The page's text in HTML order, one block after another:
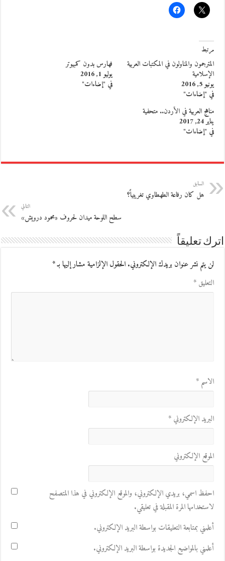
مرتبط
المترجمون والمناولون في المكتبات العربية
الإسلامية
يونيو 5, 2016
في "إضاءات"
فهارس بدون كمبيوتر
يوليو 1, 2016
في "إضاءات"
مناهج العربية في الأردن.. متحفية
يناير 24, 2017
في "إضاءات"
السابق
هل كان رفاعة الطهطاوي تغريبياً؟
التالي
سطح اللوحة ميدان لحروف «محمود درويش»
اترك تعليقاً
لن يتم نشر عنوان بريدك الإلكتروني.الحقول الإلزامية مشار إليها بـ*
التعليق*
الاسم*
البريد الإلكتروني*
الموقع الإلكتروني
احفظ اسمي، بريدي الإلكتروني، والموقع الإلكتروني في هذا المتصفح
لاستخدامها المرة المقبلة في تعليقي.
أعلمني بمتابعة التعليقات بواسطة البريد الإلكتروني.
أعلمني بالمواضيع الجديدة بواسطة البريد الإلكتروني.